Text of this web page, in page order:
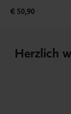
€ 50,90
Herzlich